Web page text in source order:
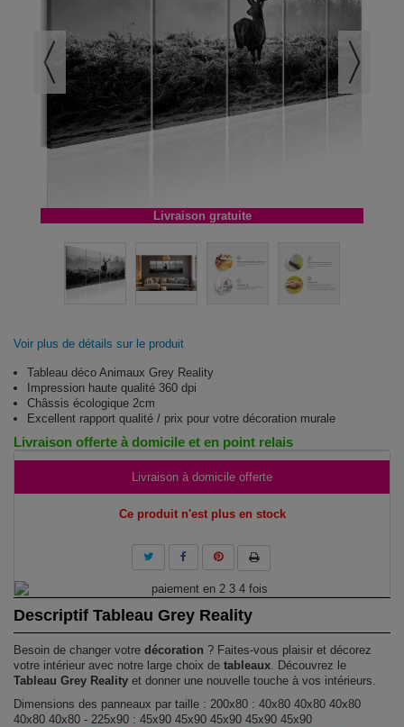
Livraison gratuite
Voir plus de détails sur le produit
Tableau déco Animaux Grey Reality
Impression haute qualité 360 dpi
Châssis écologique 2cm
Excellent rapport qualité / prix pour votre décoration murale
Livraison offerte à domicile et en point relais
Livraison à domicile offerte
Ce produit n'est plus en stock
Descriptif Tableau Grey Reality
Besoin de changer votre décoration ? Faites-vous plaisir et décorez
votre intérieur avec notre large choix de tableaux. Découvrez le
Tableau Grey Reality et donner une nouvelle touche à vos intérieurs.
Dimensions des panneaux par taille : 200x80 : 40x80 40x80 40x80
40x80 40x80 - 225x90 : 45x90 45x90 45x90 45x90 45x90